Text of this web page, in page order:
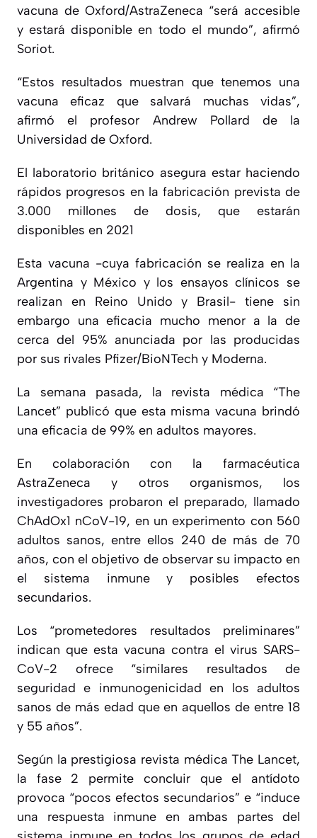
vacuna de Oxford/AstraZeneca “será accesible
y estará disponible en todo el mundo”, afirmó
Soriot.
“Estos resultados muestran que tenemos una
vacuna eficaz que salvará muchas vidas”,
afirmó el profesor Andrew Pollard de la
Universidad de Oxford.
El laboratorio británico asegura estar haciendo
rápidos progresos en la fabricación prevista de
3.000 millones de dosis, que estarán
disponibles en 2021
Esta vacuna -cuya fabricación se realiza en la
Argentina y México y los ensayos clínicos se
realizan en Reino Unido y Brasil- tiene sin
embargo una eficacia mucho menor a la de
cerca del 95% anunciada por las producidas
por sus rivales Pfizer/BioNTech y Moderna.
La semana pasada, la revista médica “The
Lancet” publicó que esta misma vacuna brindó
una eficacia de 99% en adultos mayores.
En colaboración con la farmacéutica
AstraZeneca y otros organismos, los
investigadores probaron el preparado, llamado
ChAdOx1 nCoV-19, en un experimento con 560
adultos sanos, entre ellos 240 de más de 70
años, con el objetivo de observar su impacto en
el sistema inmune y posibles efectos
secundarios.
Los “prometedores resultados preliminares”
indican que esta vacuna contra el virus SARS-
CoV-2 ofrece “similares resultados de
seguridad e inmunogenicidad en los adultos
sanos de más edad que en aquellos de entre 18
y 55 años”.
Según la prestigiosa revista médica The Lancet,
la fase 2 permite concluir que el antídoto
provoca “pocos efectos secundarios” e “induce
una respuesta inmune en ambas partes del